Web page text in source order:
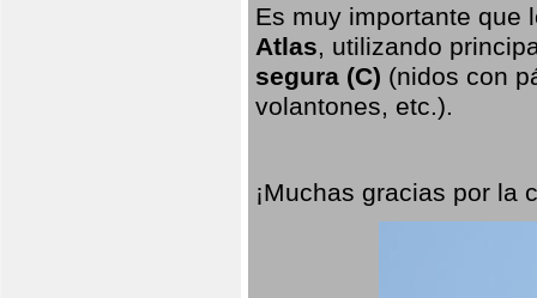
Es muy importante que
Atlas, utilizando
segura (C) (nidos con
volantones, etc.).
¡Muchas gracias por la